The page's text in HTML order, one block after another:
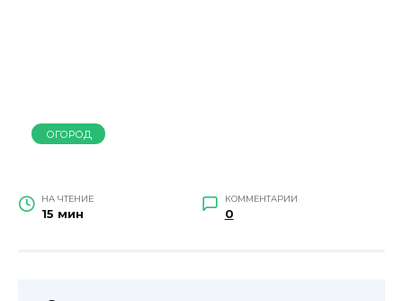
ОГОРОД
НА ЧТЕНИЕ
15 мин
КОММЕНТАРИИ
0